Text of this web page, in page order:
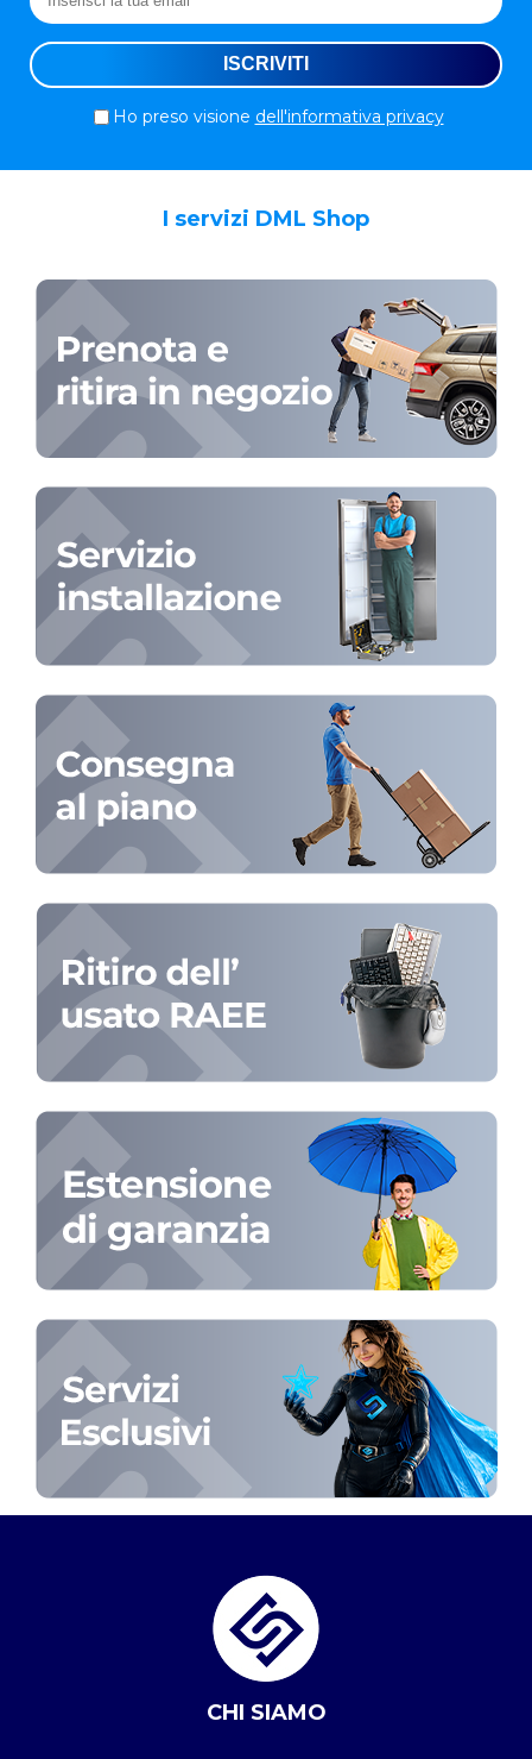
Ho preso visione dell'informativa privacy
I servizi DML Shop
CHI SIAMO